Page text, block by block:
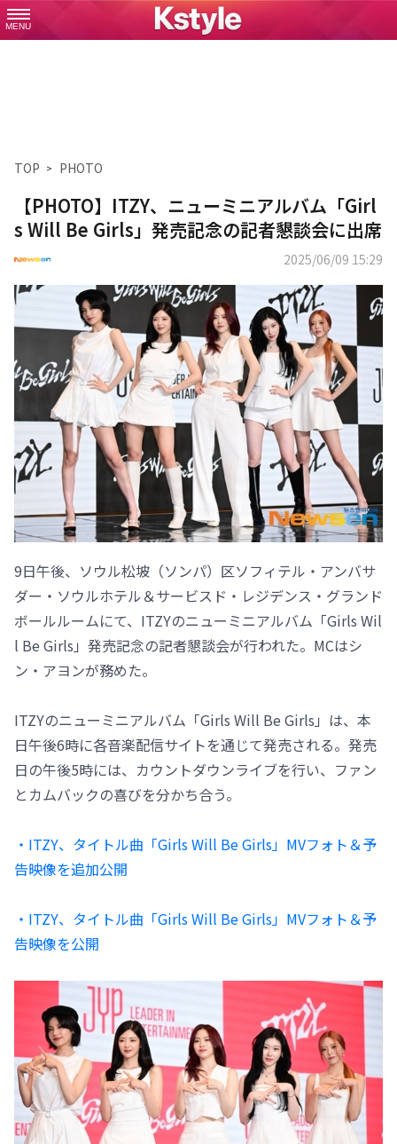
MENU
TOP PHOTO
【PHOTO】ITZY、ニューミニアルバム「Girl
s Will Be Girls」発売記念の記者懇談会に出席
2025/06/09 15:29
9日午後、ソウル松坡（ソンパ）区ソフィテル・アンバサ
ダー・ソウルホテル＆サービスド・レジデンス・グランド
ボールルームにて、ITZYのニューミニアルバム「Girls Wil
l Be Girls」発売記念の記者懇談会が行われた。MCはシ
ン・アヨンが務めた。
ITZYのニューミニアルバム「Girls Will Be Girls」は、本
日午後6時に各音楽配信サイトを通じて発売される。発売
日の午後5時には、カウントダウンライブを行い、ファン
とカムバックの喜びを分かち合う。
・ITZY、タイトル曲「Girls Will Be Girls」MVフォト＆予
告映像を追加公開
・ITZY、タイトル曲「Girls Will Be Girls」MVフォト＆予
告映像を公開